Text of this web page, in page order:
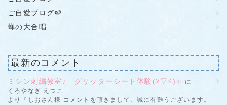
ご自愛ブログ🍉
蝉の大合唱
最新のコメント
ミシン刺繍教室♪ グリッターシート体験(≧▽≦)✨ に
くろやなぎ えつこ
より『しおさん様 コメントを頂きまして、誠に有難うございます。